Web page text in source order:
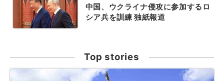
中国、ウクライナ侵攻に参加するロ
シア兵を訓練 独紙報道
Top stories